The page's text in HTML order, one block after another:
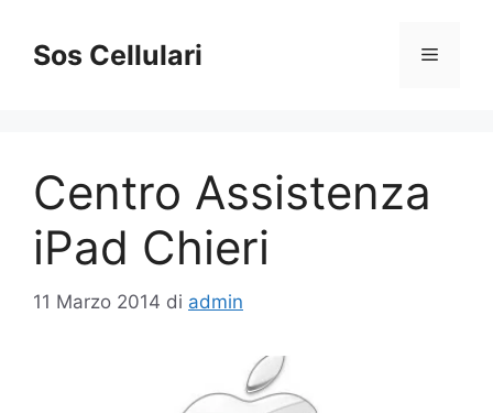
contenuto
Sos Cellulari Menu
Centro Assistenza
iPad Chieri
11 Marzo 2014 di admin